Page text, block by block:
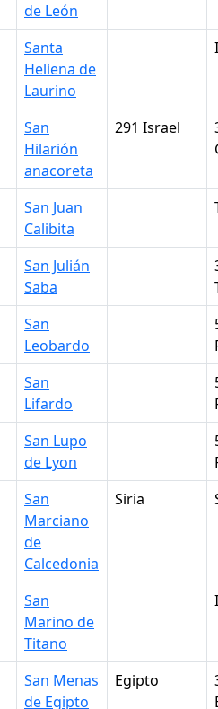
de León
Santa
Heliena de
Laurino
San
Hilarión
anacoreta
291 Israel
San Juan
Calibita
San Julián
Saba
San
Leobardo
San
Lifardo
San Lupo
de Lyon
San
Marciano
de
Calcedonia
Siria
San
Marino de
Titano
San Menas
de Egipto
Egipto